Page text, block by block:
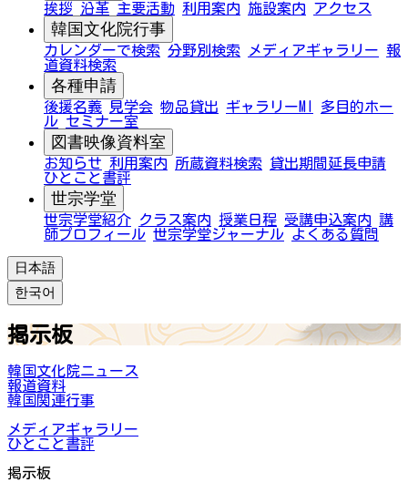
挨拶 沿革 主要活動 利用案内 施設案内 アクセス
韓国文化院行事
カレンダーで検索 分野別検索 メディアギャラリー 報
道資料検索
各種申請
後援名義 見学会 物品貸出 ギャラリーMI
多目的ホー
ル セミナー室
図書映像資料室
お知らせ 利用案内 所蔵資料検索
貸出期間延長申請
ひとこと書評
世宗学堂
世宗学堂紹介 クラス案内 授業日程 受講申込案内 講
師プロフィール 世宗学堂ジャーナル よくある質問
日本語
한국어
掲示板
韓国文化院ニュース
報道資料
韓国関連行事
メディアギャラリー
ひとこと書評
掲示板